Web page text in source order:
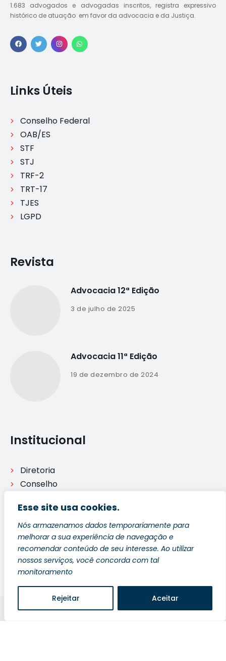
Esse site usa cookies.
Nós armazenamos dados temporariamente para
melhorar a sua experiência de navegação e
recomendar conteúdo de seu interesse. Ao utilizar
nossos serviços, você concorda com tal
monitoramento
Rejeitar Aceitar
1.683 advogados e advogadas inscritos, registra expressivo
histórico de atuação em favor da advocacia e da Justiça.
Links Úteis
Conselho Federal
OAB/ES
STF
STJ
TRF-2
TRT-17
TJES
LGPD
Revista
Advocacia 12ª Edição
3 de julho de 2025
Advocacia 11ª Edição
19 de dezembro de 2024
Institucional
Diretoria
Conselho
Legislação
Processo disciplinar
Ouvidoria